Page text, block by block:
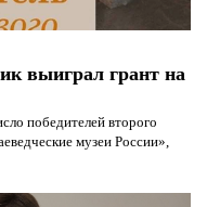
выиграл грант на
победителей второго
музеи России»,